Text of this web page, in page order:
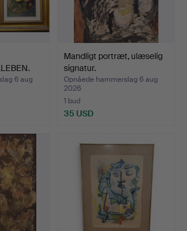
…6 aug
Mandligt portræt, ulæselig
signatur.
Opnåede hammerslag 6 aug
2026
1 bud
35 USD